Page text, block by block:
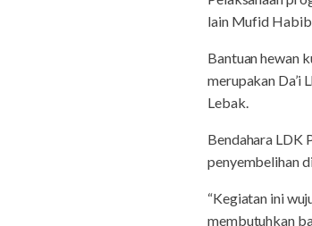
lain Mufid Habib
Bantuan hewan
merupakan Da’i
Lebak.
Bendahara LDK
penyembelihan
“Kegiatan ini
membutuhkan